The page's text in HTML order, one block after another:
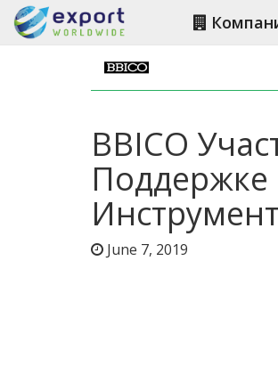
BBICO
June 7, 2019